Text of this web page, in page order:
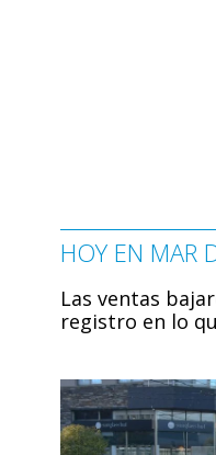
HOY EN MAR
Las ventas
registro en lo